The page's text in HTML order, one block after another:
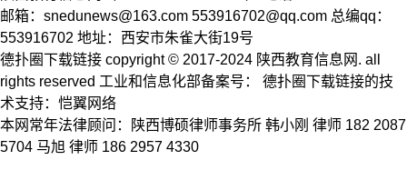
邮箱： snedunews@163.com 553916702@qq.com 总编qq：
553916702 地址：西安市朱雀大街19号
德扑圈下载链接 copyright © 2017-2024 陕西教育信息网. all
rights reserved 工业和信息化部备案号： 德扑圈下载链接的技
术支持：恺翼网络
本网常年法律顾问：陕西博硕律师事务所 韩小刚 律师 182 2087
5704 马旭 律师 186 2957 4330